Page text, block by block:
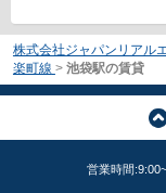
株式会社ジャパンリアル
楽町線 > 池袋駅の賃貸
営業時間